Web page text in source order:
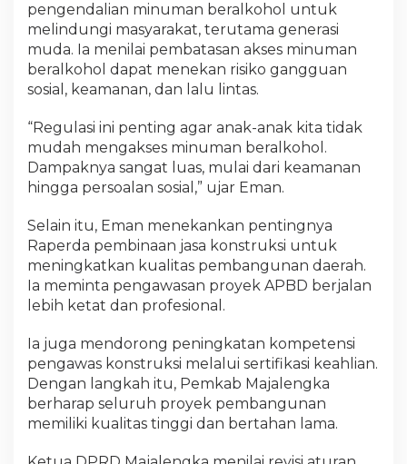
pengendalian minuman beralkohol untuk
melindungi masyarakat, terutama generasi
muda. Ia menilai pembatasan akses minuman
beralkohol dapat menekan risiko gangguan
sosial, keamanan, dan lalu lintas.
“Regulasi ini penting agar anak-anak kita tidak
mudah mengakses minuman beralkohol.
Dampaknya sangat luas, mulai dari keamanan
hingga persoalan sosial,” ujar Eman.
Selain itu, Eman menekankan pentingnya
Raperda pembinaan jasa konstruksi untuk
meningkatkan kualitas pembangunan daerah.
Ia meminta pengawasan proyek APBD berjalan
lebih ketat dan profesional.
Ia juga mendorong peningkatan kompetensi
pengawas konstruksi melalui sertifikasi keahlian.
Dengan langkah itu, Pemkab Majalengka
berharap seluruh proyek pembangunan
memiliki kualitas tinggi dan bertahan lama.